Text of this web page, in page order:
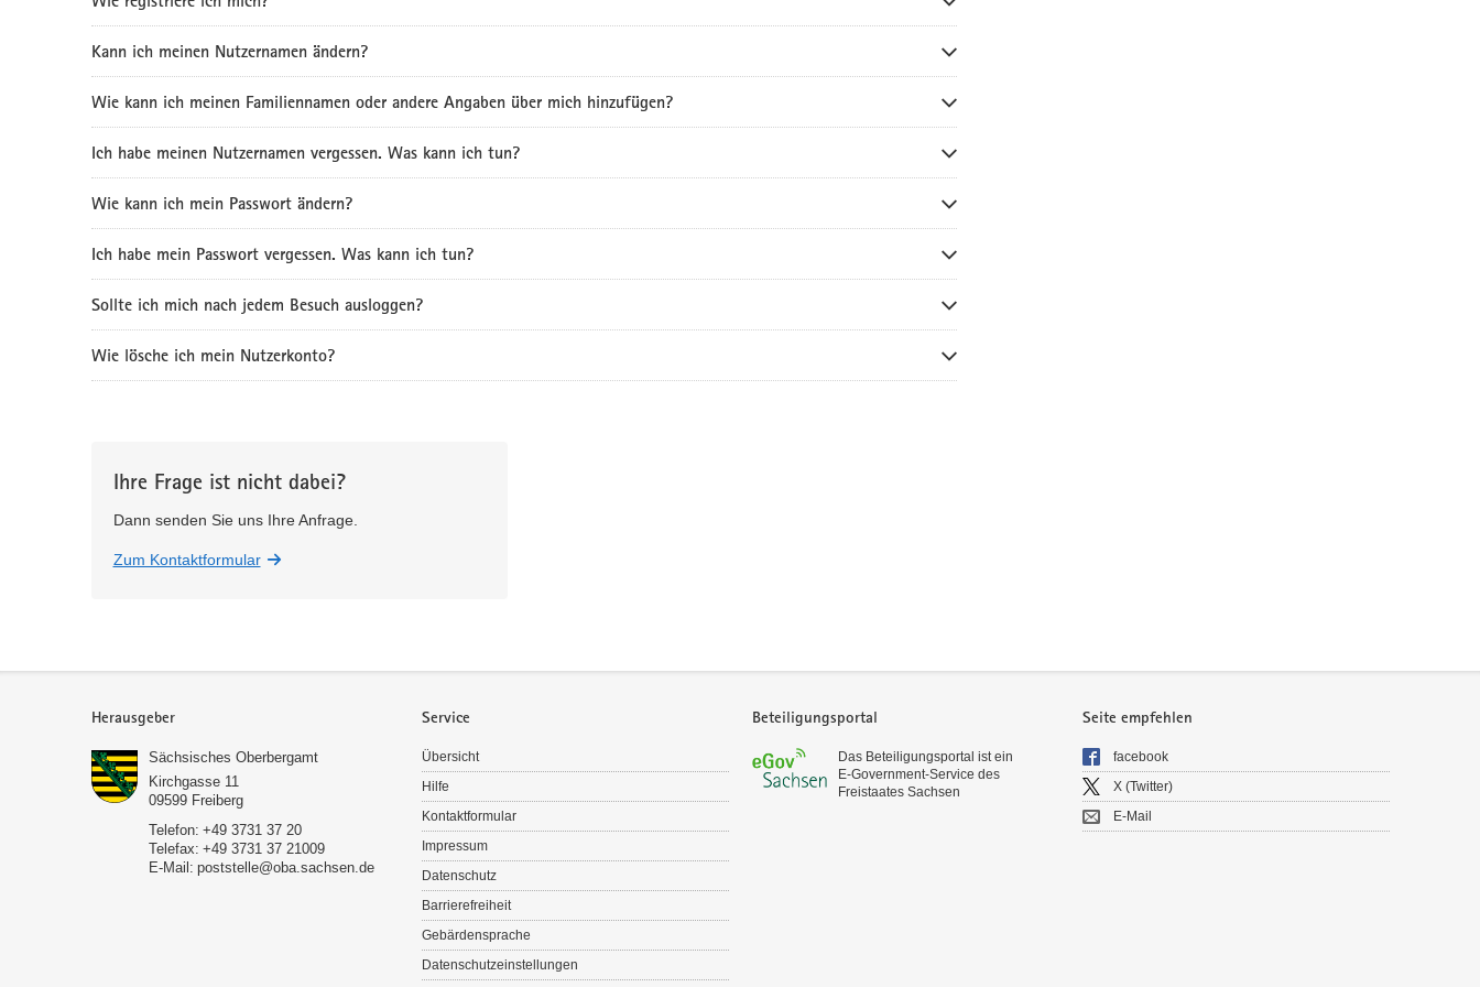
Kann ich meinen Nutzernamen ändern?
Wie kann ich meinen Familiennamen oder andere Angaben über mich hinzufügen?
Ich habe meinen Nutzernamen vergessen. Was kann ich tun?
Wie kann ich mein Passwort ändern?
Ich habe mein Passwort vergessen. Was kann ich tun?
Sollte ich mich nach jedem Besuch ausloggen?
Wie lösche ich mein Nutzerkonto?
Ihre Frage ist nicht dabei?
Dann senden Sie uns Ihre Anfrage.
Zum Kontaktformular
Herausgeber
Sächsisches Oberbergamt
Kirchgasse 11
09599 Freiberg
Telefon: +49 3731 37 20
Telefax: +49 3731 37 21009
E-Mail: poststelle@oba.sachsen.de
Service
Übersicht
Hilfe
Kontaktformular
Impressum
Datenschutz
Barrierefreiheit
Gebärdensprache
Datenschutzeinstellungen
Beteiligungsportal
Das Beteiligungsportal ist ein
E‑Government-Service des
Freistaates Sachsen
Seite empfehlen
facebook
X (Twitter)
E-Mail